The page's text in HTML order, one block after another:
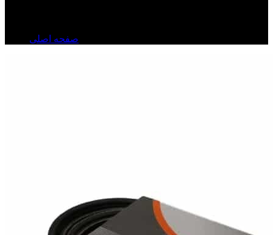
صفحه اصلی